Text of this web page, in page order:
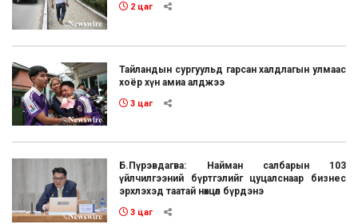
2 цаг
Тайландын сургуульд гарсан халдлагын улмаас
хоёр хүн амиа алджээ
3 цаг
Б.Пүрэвдагва: Найман салбарын 103
үйлчилгээний бүртгэлийг цуцалснаар бизнес
эрхлэхэд таатай нөхцөл бүрдэнэ
3 цаг